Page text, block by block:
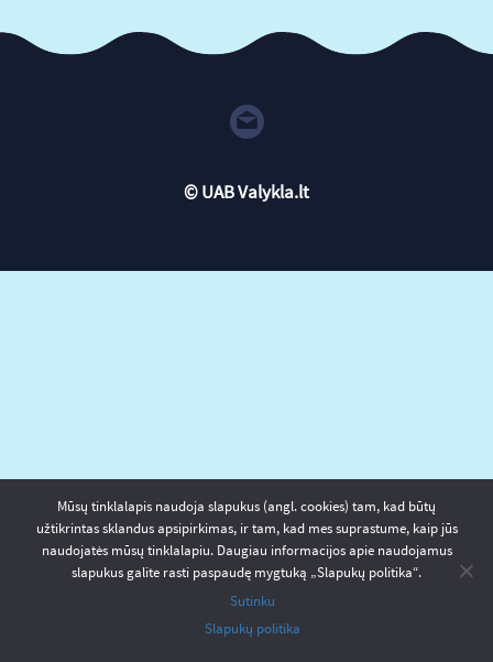
© UAB Valykla.lt
Mūsų tinklalapis naudoja slapukus (angl. cookies) tam, kad būtų
užtikrintas sklandus apsipirkimas, ir tam, kad mes suprastume, kaip jūs
naudojatės mūsų tinklalapiu. Daugiau informacijos apie naudojamus
slapukus galite rasti paspaudę mygtuką „Slapukų politika“.
Sutinku
Slapukų politika